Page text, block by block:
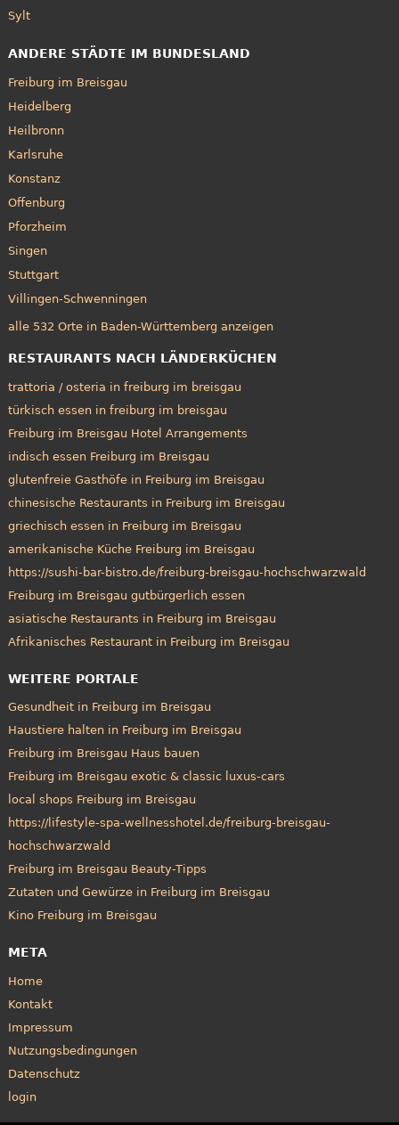
Sylt
ANDERE STÄDTE IM BUNDESLAND
Freiburg im Breisgau
Heidelberg
Heilbronn
Karlsruhe
Konstanz
Offenburg
Pforzheim
Singen
Stuttgart
Villingen-Schwenningen
alle 532 Orte in Baden-Württemberg anzeigen
RESTAURANTS NACH LÄNDERKÜCHEN
trattoria / osteria in freiburg im breisgau
türkisch essen in freiburg im breisgau
Freiburg im Breisgau Hotel Arrangements
indisch essen Freiburg im Breisgau
glutenfreie Gasthöfe in Freiburg im Breisgau
chinesische Restaurants in Freiburg im Breisgau
griechisch essen in Freiburg im Breisgau
amerikanische Küche Freiburg im Breisgau
https://sushi-bar-bistro.de/freiburg-breisgau-hochschwarzwald
Freiburg im Breisgau gutbürgerlich essen
asiatische Restaurants in Freiburg im Breisgau
Afrikanisches Restaurant in Freiburg im Breisgau
WEITERE PORTALE
Gesundheit in Freiburg im Breisgau
Haustiere halten in Freiburg im Breisgau
Freiburg im Breisgau Haus bauen
Freiburg im Breisgau exotic & classic luxus-cars
local shops Freiburg im Breisgau
https://lifestyle-spa-wellnesshotel.de/freiburg-breisgau-
hochschwarzwald
Freiburg im Breisgau Beauty-Tipps
Zutaten und Gewürze in Freiburg im Breisgau
Kino Freiburg im Breisgau
META
Home
Kontakt
Impressum
Nutzungsbedingungen
Datenschutz
login